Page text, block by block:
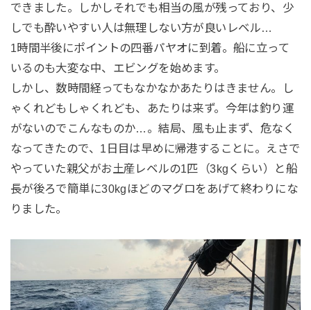
できました。しかしそれでも相当の風が残っており、少
しでも酔いやすい人は無理しない方が良いレベル…
1時間半後にポイントの四番パヤオに到着。船に立って
いるのも大変な中、エビングを始めます。
しかし、数時間経ってもなかなかあたりはきません。し
ゃくれどもしゃくれども、あたりは来ず。今年は釣り運
がないのでこんなものか…。結局、風も止まず、危なく
なってきたので、1日目は早めに帰港することに。えさで
やっていた親父がお土産レベルの1匹（3kgくらい）と船
長が後ろで簡単に30kgほどのマグロをあげて終わりにな
りました。